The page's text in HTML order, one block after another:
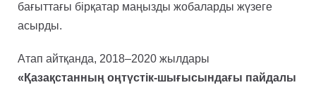
бағыттағы бірқатар маңызды жобаларды жүзеге
асырды.
Атап айтқанда, 2018–2020 жылдары
«Қазақстанның оңтүстік-шығысындағы пайдалы